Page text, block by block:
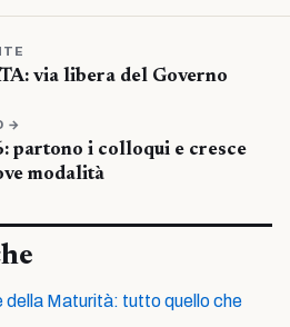
via libera del Governo
→
partono i colloqui e cresce
modalità